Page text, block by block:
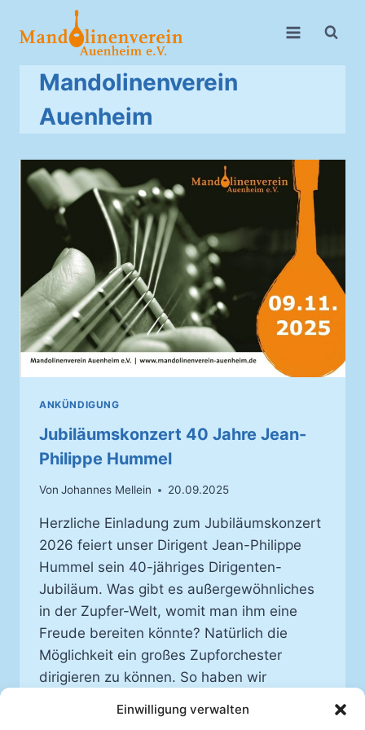
Einwilligung verwalten
Inhalt
Mandolinenverein
Auenheim
ANKÜNDIGUNG
Jubiläumskonzert 40 Jahre Jean-
Philippe Hummel
Von Johannes Mellein 20.09.2025
Herzliche Einladung zum Jubiläumskonzert
2026 feiert unser Dirigent Jean-Philippe
Hummel sein 40-jähriges Dirigenten-
Jubiläum. Was gibt es außergewöhnliches
in der Zupfer-Welt, womit man ihm eine
Freude bereiten könnte? Natürlich die
Möglichkeit ein großes Zupforchester
dirigieren zu können. So haben wir
Vereine aus Appenweier, Basel, Illkirch-